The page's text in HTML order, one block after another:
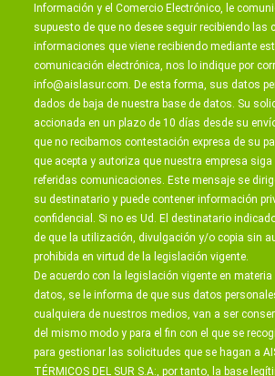
Información y el Comercio Electrónico, le
supuesto de que no desee seguir recibiendo las
informaciones que viene recibiendo mediante
comunicación electrónica, nos lo indique por
info@aislasur.com . De esta forma, sus datos
dados de baja de nuestra base de datos. Su
accionada en un plazo de 10 días desde su
que no recibamos contestación expresa de su
que acepta y autoriza que nuestra empresa
referidas comunicaciones. Este mensaje se
su destinatario y puede contener información
confidencial. Si no es Ud. El destinatario
de que la utilización, divulgación y/o copia sin
prohibida en virtud de la legislación vigente.
De acuerdo con la legislación vigente en materia
datos, se le informa de que sus datos
cualquiera de nuestros medios, van a ser
del mismo modo y para el fin con el que se
para gestionar las solicitudes que se hagan a
TÉRMICOS DEL SUR S.A:, por tanto, la base